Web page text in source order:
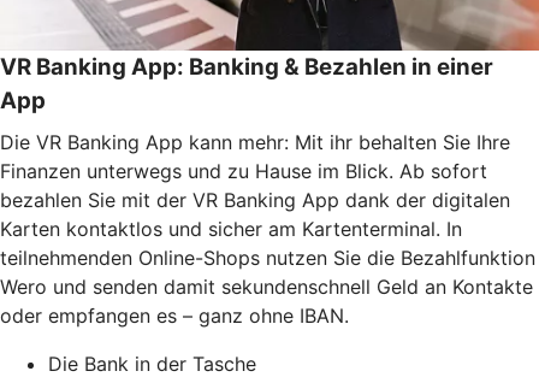
VR Banking App: Banking & Bezahlen in einer
App
Die VR Banking App kann mehr: Mit ihr behalten Sie Ihre
Finanzen unterwegs und zu Hause im Blick. Ab sofort
bezahlen Sie mit der VR Banking App dank der digitalen
Karten kontaktlos und sicher am Kartenterminal. In
teilnehmenden Online-Shops nutzen Sie die Bezahlfunktion
Wero und senden damit sekundenschnell Geld an Kontakte
oder empfangen es – ganz ohne IBAN.
Die Bank in der Tasche